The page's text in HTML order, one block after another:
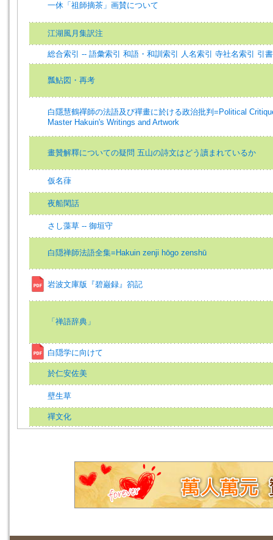
一休「祖師摘茶」画賛について
江湖風月集訳注
総合索引 -- 語彙索引 和語・和訓索引 人名索引 寺社名索引 引
瓢鮎図・再考
白隱慧鶴禪師の法語及び禪畫に於ける政治批判=Political
Master Hakuin's Writings and Artwork
畫贊解釋についての疑問 五山の詩文はどう讀まれているか
仮名葎
夜船閑話
さし藻草 -- 御垣守
白隠禅師法語全集=Hakuin zenji hōgo zenshū
岩波文庫版『碧巌録』箚記
「禅語辞典」
白隠学に向けて
於仁安佐美
壁生草
禪文化